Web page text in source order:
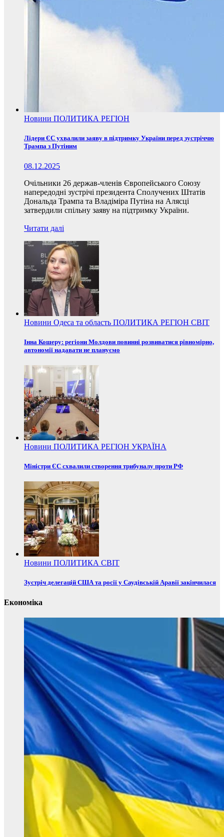
Новини ПОЛИТИКА РЕГІОН
Лідери ЄС ухвалили заяву в підтримку України перед зустріччю
Трампа з Путіним
08.12.2025
Очільники 26 держав-членів Європейського Союзу
напередодні зустрічі президента Сполучених Штатів
Дональда Трампа та Владіміра Путіна на Алясці
затвердили спільну заяву на підтримку України.
Читати далі
Новини Одеса та область ПОЛИТИКА РЕГІОН СВІТ
Інна Кошеру: регіони Молдови повинні розвиватися рівномірно,
автономії надавати не плануємо
Новини ПОЛИТИКА РЕГІОН УКРАЇНА
Міністри ЄС схвалили створення трибуналу проти РФ
Новини ПОЛИТИКА СВІТ
Зустріч делегацій США та росії у Саудівській Аравії закінчилася
Економіка